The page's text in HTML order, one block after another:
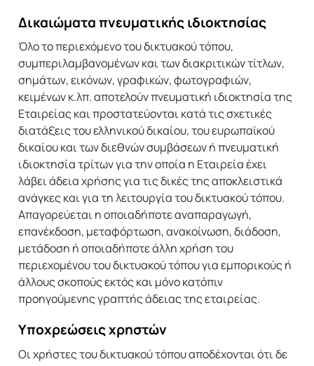
Δικαιώματα πνευματικής ιδιοκτησίας
Όλο το περιεχόμενο του δικτυακού τόπου,
συμπεριλαμβανομένων και των διακριτικών τίτλων,
σημάτων, εικόνων, γραφικών, φωτογραφιών,
κειμένων κ.λπ. αποτελούν πνευματική ιδιοκτησία της
Εταιρείας και προστατεύονται κατά τις σχετικές
διατάξεις του ελληνικού δικαίου, του ευρωπαϊκού
δικαίου και των διεθνών συμβάσεων ή πνευματική
ιδιοκτησία τρίτων για την οποία η Εταιρεία έχει
λάβει άδεια χρήσης για τις δικές της αποκλειστικά
ανάγκες και για τη λειτουργία του δικτυακού τόπου.
Απαγορεύεται η οποιαδήποτε αναπαραγωγή,
επανέκδοση, μεταφόρτωση, ανακοίνωση, διάδοση,
μετάδοση ή οποιαδήποτε άλλη χρήση του
περιεχομένου του δικτυακού τόπου για εμπορικούς ή
άλλους σκοπούς εκτός και μόνο κατόπιν
προηγούμενης γραπτής άδειας της εταιρείας.
Υποχρεώσεις χρηστών
Οι χρήστες του δικτυακού τόπου αποδέχονται ότι δε